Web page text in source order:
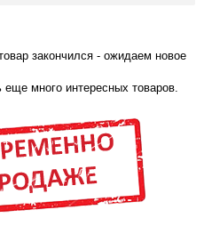
закончился - ожидаем новое
еще много интересных товаров.